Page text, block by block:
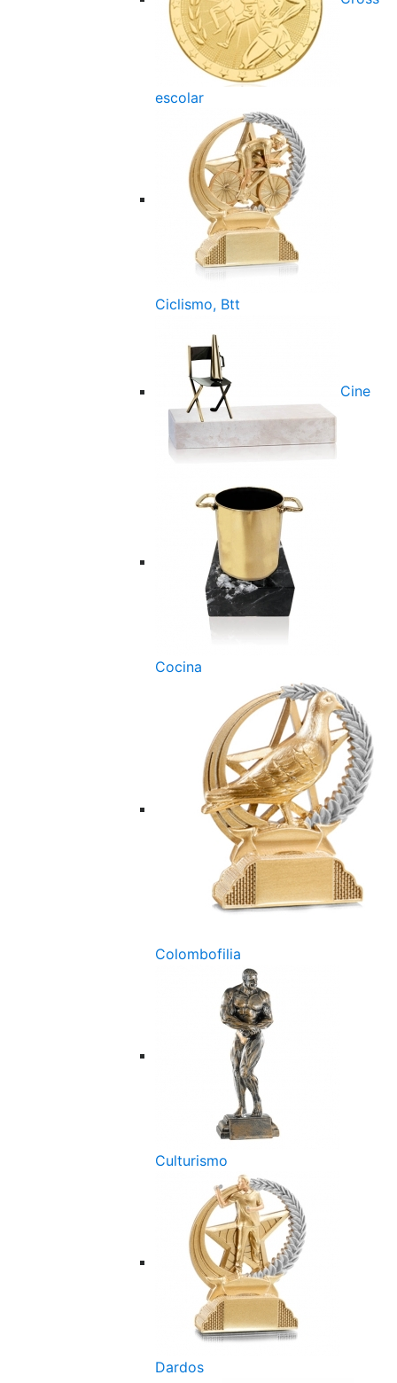
escolar
Ciclismo, Btt
Cine
Cocina
Colombofilia
Culturismo
Dardos